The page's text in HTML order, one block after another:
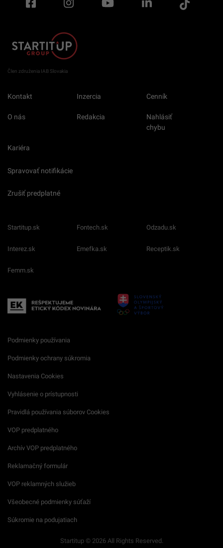
Člen združenia IAB Slovakia
Kontakt Inzercia Cenník
O nás Redakcia
Nahlásiť
chybu
Kariéra
Spravovať notifikácie
Zrušiť predplatné
Startitup.sk Fontech.sk Odzadu.sk
Interez.sk Emefka.sk Receptik.sk
Femm.sk
Podmienky používania
Podmienky ochrany súkromia
Nastavenia Cookies
Vyhlásenie o prístupnosti
Pravidlá používania súborov Cookies
VOP predplatného
Archív VOP predplatného
Reklamačný formulár
VOP reklamných služieb
Všeobecné podmienky súťaží
Súkromie na podujatiach
Startitup © 2026 All Rights Reserved.